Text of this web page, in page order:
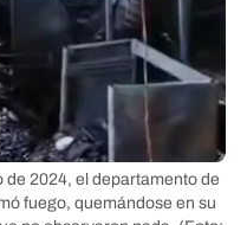
de 2024, el departamento de
fuego, quemándose en su